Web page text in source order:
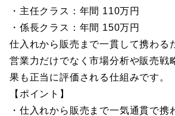
・主任クラス：年間 110万円
・係長クラス：年間 150万円
仕入れから販売まで一貫して携わる
営業力だけでなく市場分析や販売戦
果も正当に評価される仕組みです。
【ポイント】
・仕入れから販売まで一気通貫で携